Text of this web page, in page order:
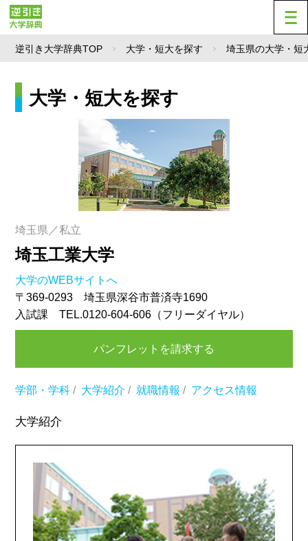
逆引き大学辞典TOP 大学・短大を探す 埼玉県の大学・短
大学・短大を探す
埼玉県／私立
埼玉工業大学
大学のWEBサイトへ
〒369-0293 埼玉県深谷市普済寺1690
入試課 TEL.0120-604-606（フリーダイヤル）
パンフレットを請求する
学部・学科 / 大学紹介 / 就職情報 / アクセス情報
大学紹介